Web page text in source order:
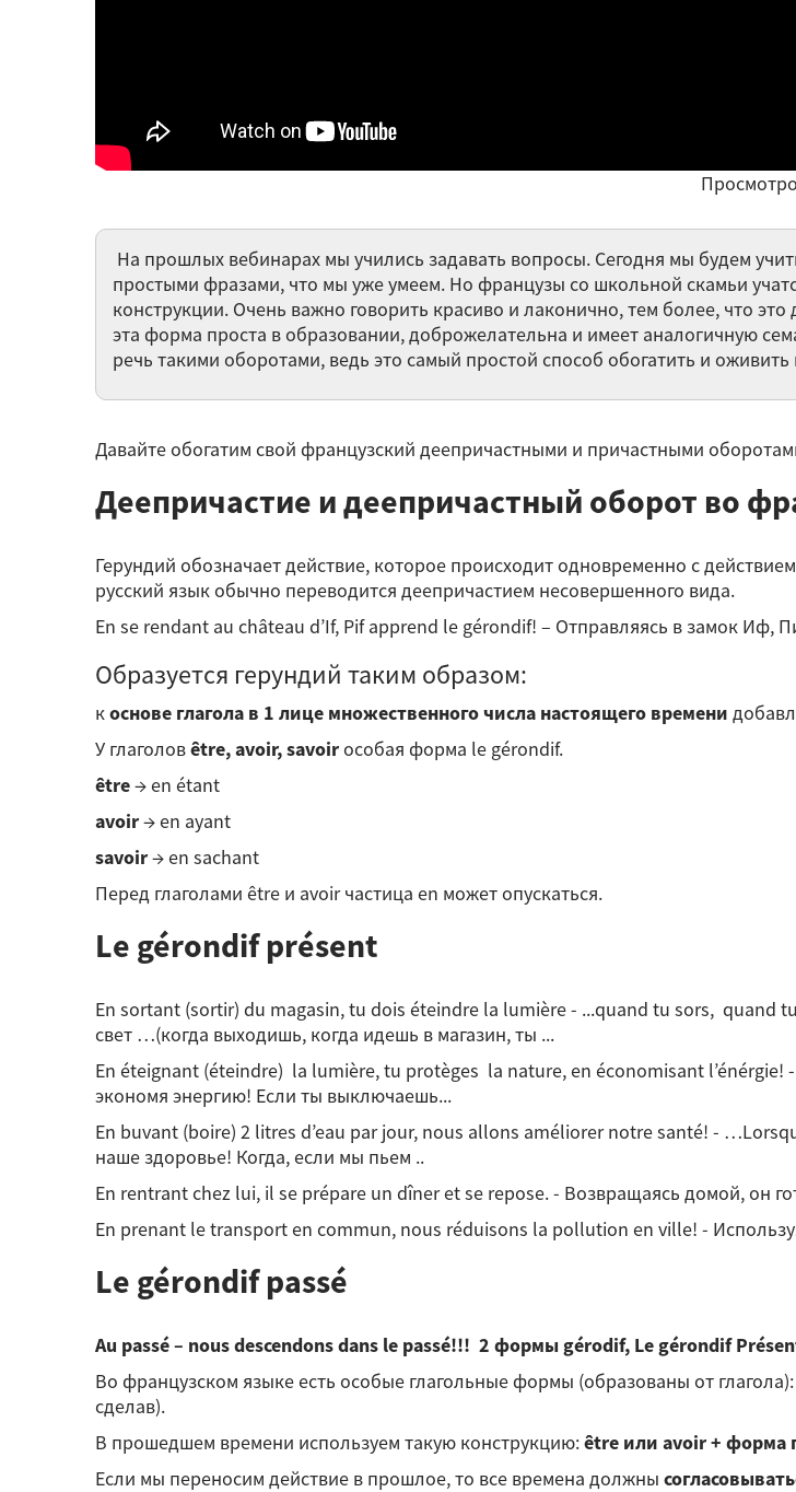
На прошлых вебинарах мы учились задавать вопросы. Сегодня мы будем
простыми фразами, что мы уже умеем. Но французы со школьной скамьи
конструкции. Очень важно говорить красиво и лаконично, тем более, что
эта форма проста в образовании, доброжелательна и имеет аналогичную
речь такими оборотами, ведь это самый простой способ обогатить и
Давайте обогатим свой французский деепричастными и причастными
Деепричастие и деепричастный оборот во
Герундий обозначает действие, которое происходит одновременно с
русский язык обычно переводится деепричастием несовершенного вида.
En se rendant au château d’If, Pif apprend le gérondif! – Отправляясь в замок Иф,
Образуется герундий таким образом:
коснове глагола в 1 лице множественного числа настоящего времени
У глаголовêtre, avoir, savoirособая форма le gérondif.
être→ en étant
avoir→ en ayant
savoir→ en sachant
Перед глаголами être и avoir частица en может опускаться.
Le gérondif présent
En sortant (sortir) du magasin, tu dois éteindre la lumière - ...quand tu sors, quand
свет …(когда выходишь, когда идешь в магазин, ты ...
En éteignant (éteindre) la lumière, tu protèges la nature, en économisant
экономя энергию! Если ты выключаешь...
En buvant (boire) 2 litres d’eau par jour, nous allons améliorer notre santé! -
наше здоровье! Когда, если мы пьем ..
En rentrant chez lui, il se prépare un dîner et se repose. - Возвращаясь домой, он
En prenant le transport en commun, nous réduisons la pollution en ville! -
Le gérondif passé
Au passé – nous descendons dans le passé!!! 2 формы gérodif, Le gérondif
Во французском языке есть особые глагольные формы (образованы от
сделав).
В прошедшем времени используем такую конструкцию:être или avoir + форма
Если мы переносим действие в прошлое, то все времена должны